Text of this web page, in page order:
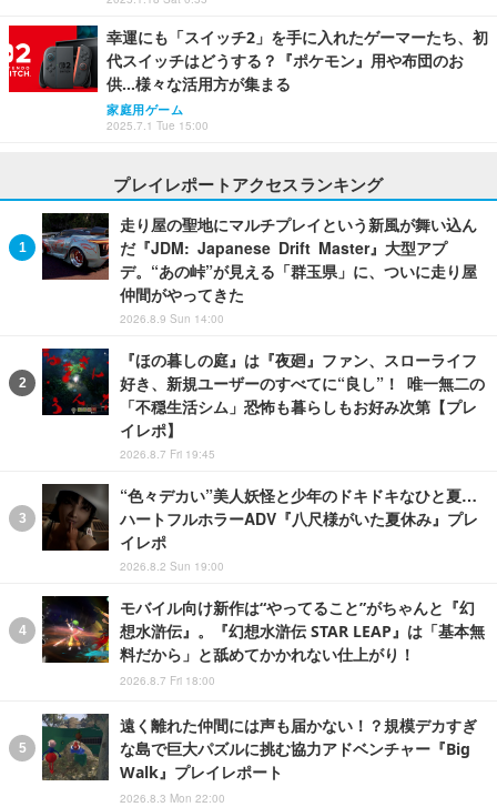
幸運にも「スイッチ2」を手に入れたゲーマーたち、初
代スイッチはどうする？『ポケモン』用や布団のお
供…様々な活用方が集まる
家庭用ゲーム
2025.7.1 Tue 15:00
プレイレポートアクセスランキング
走り屋の聖地にマルチプレイという新風が舞い込ん
だ『JDM: Japanese Drift Master』大型アプ
デ。“あの峠”が見える「群玉県」に、ついに走り屋
仲間がやってきた
2026.8.9 Sun 14:00
『ほの暮しの庭』は『夜廻』ファン、スローライフ
好き、新規ユーザーのすべてに“良し”！ 唯一無二の
「不穏生活シム」恐怖も暮らしもお好み次第【プレ
イレポ】
2026.8.7 Fri 19:45
“色々デカい”美人妖怪と少年のドキドキなひと夏…
ハートフルホラーADV『八尺様がいた夏休み』プレ
イレポ
2026.8.2 Sun 19:00
モバイル向け新作は“やってること”がちゃんと『幻
想水滸伝』。『幻想水滸伝 STAR LEAP』は「基本無
料だから」と舐めてかかれない仕上がり！
2026.8.7 Fri 18:00
遠く離れた仲間には声も届かない！？規模デカすぎ
な島で巨大パズルに挑む協力アドベンチャー『Big
Walk』プレイレポート
2026.8.3 Mon 22:00